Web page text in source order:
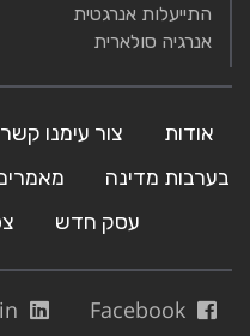
התייעלות אנרגטית
אנרגיה סולארית
אודות צור עימנו קשר
בערבות מדינה
עסק חדש
Facebook